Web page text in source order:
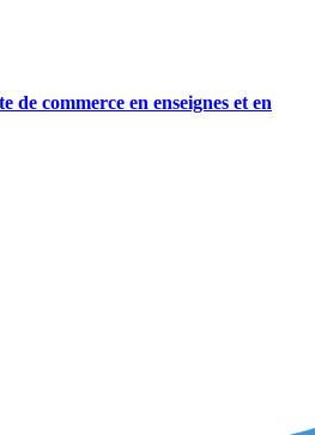
de commerce en enseignes et en